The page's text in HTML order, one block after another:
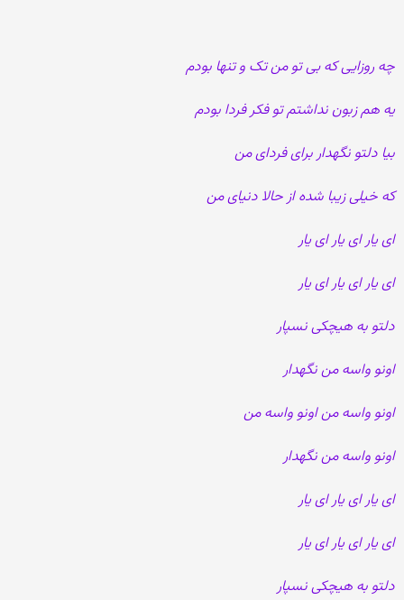
چه روزایی که بی تو من تک و تنها بودم
یه هم زبون نداشتم تو فکر فردا بودم
بیا دلتو نگهدار برای فردای من
که خیلی زیبا شده از حالا دنیای من
ای یار ای یار ای یار
ای یار ای یار ای یار
دلتو به هیچکی نسپار
اونو واسه من نگهدار
اونو واسه من اونو واسه من
اونو واسه من نگهدار
ای یار ای یار ای یار
ای یار ای یار ای یار
دلتو به هیچکی نسپار